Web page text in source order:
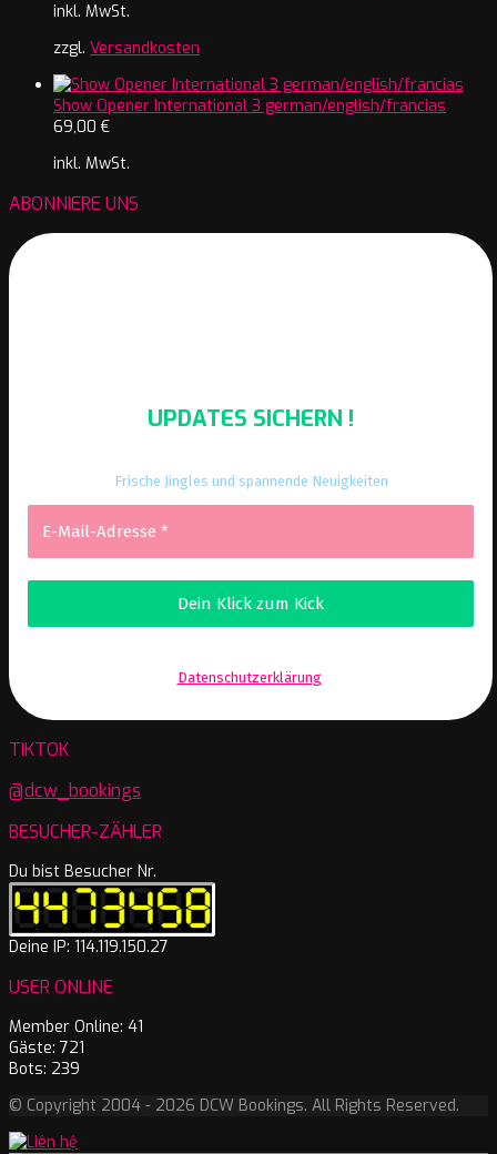
inkl. MwSt.
zzgl. Versandkosten
Show Opener International 3 german/english/francias
69,00 €
inkl. MwSt.
ABONNIERE UNS
UPDATES SICHERN !
Frische Jingles und spannende Neuigkeiten
Datenschutzerklärung.
TIKTOK
@dcw_bookings
BESUCHER-ZÄHLER
Du bist Besucher Nr.
Deine IP: 114.119.150.27
USER ONLINE
Member Online: 41
Gäste: 721
Bots: 239
© Copyright 2004 - 2026 DCW Bookings. All Rights Reserved.